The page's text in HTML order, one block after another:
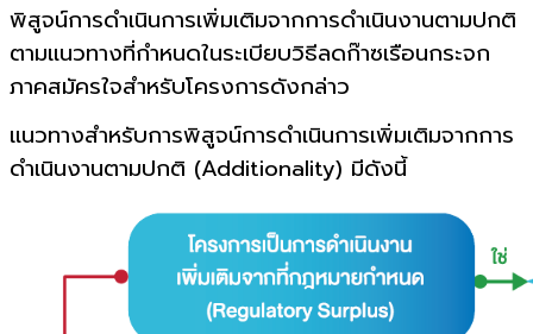
พิสูจน์การดำเนินการเพิ่มเติมจากการดำเนินงานตามปกติ
ตามแนวทางที่กำหนดในระเบียบวิธีลดก๊าซเรือนกระจก
ภาคสมัครใจสำหรับโครงการดังกล่าว
แนวทางสำหรับการพิสูจน์การดำเนินการเพิ่มเติมจากการ
ดำเนินงานตามปกติ (Additionality) มีดังนี้